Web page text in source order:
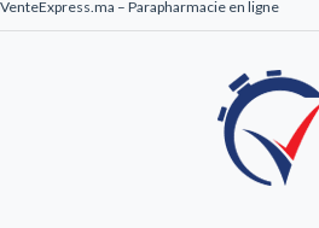
VenteExpress.ma – Parapharmacie en ligne